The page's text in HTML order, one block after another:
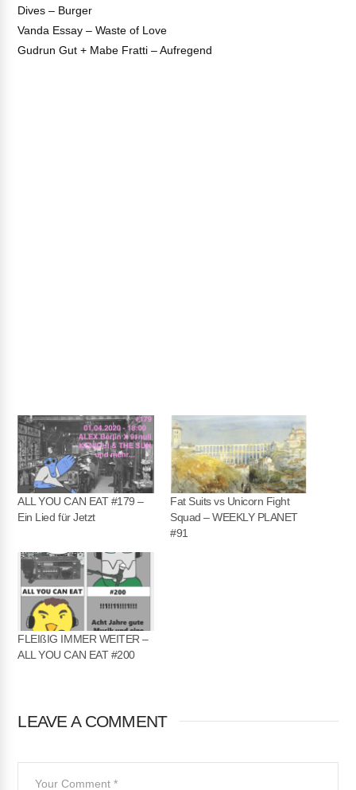
Dives – Burger
Vanda Essay – Waste of Love
Gudrun Gut + Mabe Fratti – Aufregend
ALL YOU CAN EAT #179 –
Ein Lied für Jetzt
Fat Suits vs Unicorn Fight
Squad – WEEKLY PLANET
#91
FLEIßIG IMMER WEITER –
ALL YOU CAN EAT #200
LEAVE A COMMENT